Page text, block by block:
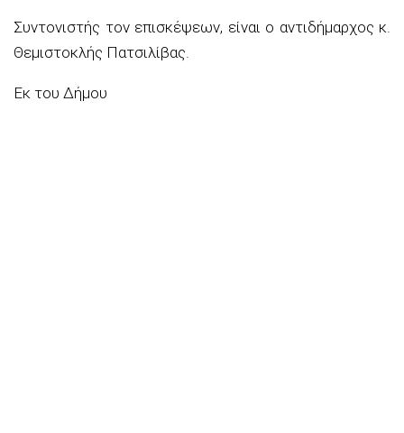
Συντονιστής τον επισκέψεων, είναι ο αντιδήμαρχος κ.
Θεμιστοκλής Πατσιλίβας.
Εκ του Δήμου